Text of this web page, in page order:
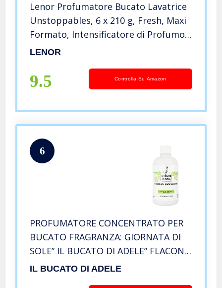
Lenor Profumatore Bucato Lavatrice
Unstoppables, 6 x 210 g, Fresh, Maxi
Formato, Intensificatore di Profumo
Bucato Non Stop, fino a 12 Settimane
LENOR
9.5 Controlla Su Amazon
6
PROFUMATORE CONCENTRATO PER
BUCATO FRAGRANZA: GIORNATA DI
SOLE” IL BUCATO DI ADELE” FLACONE
500 ML
IL BUCATO DI ADELE